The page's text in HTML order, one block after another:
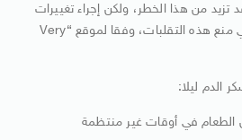
تزيد من هذا الخطر، ولكن إجراء تغييرات
بسيطة يمكن أن يساعد في منع هذه التقلبات، وفقا لموقع “Very
الدم ليلا: